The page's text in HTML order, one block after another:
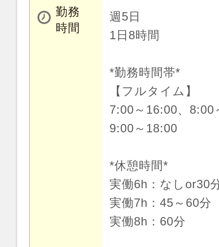
勤務
時間
週5日
1日8時間
*勤務時間帯*
【フルタイム】
7:00～16:00、8:00
9:00～18:00
*休憩時間*
実働6h：なしor30
実働7h：45～60分
実働8h：60分